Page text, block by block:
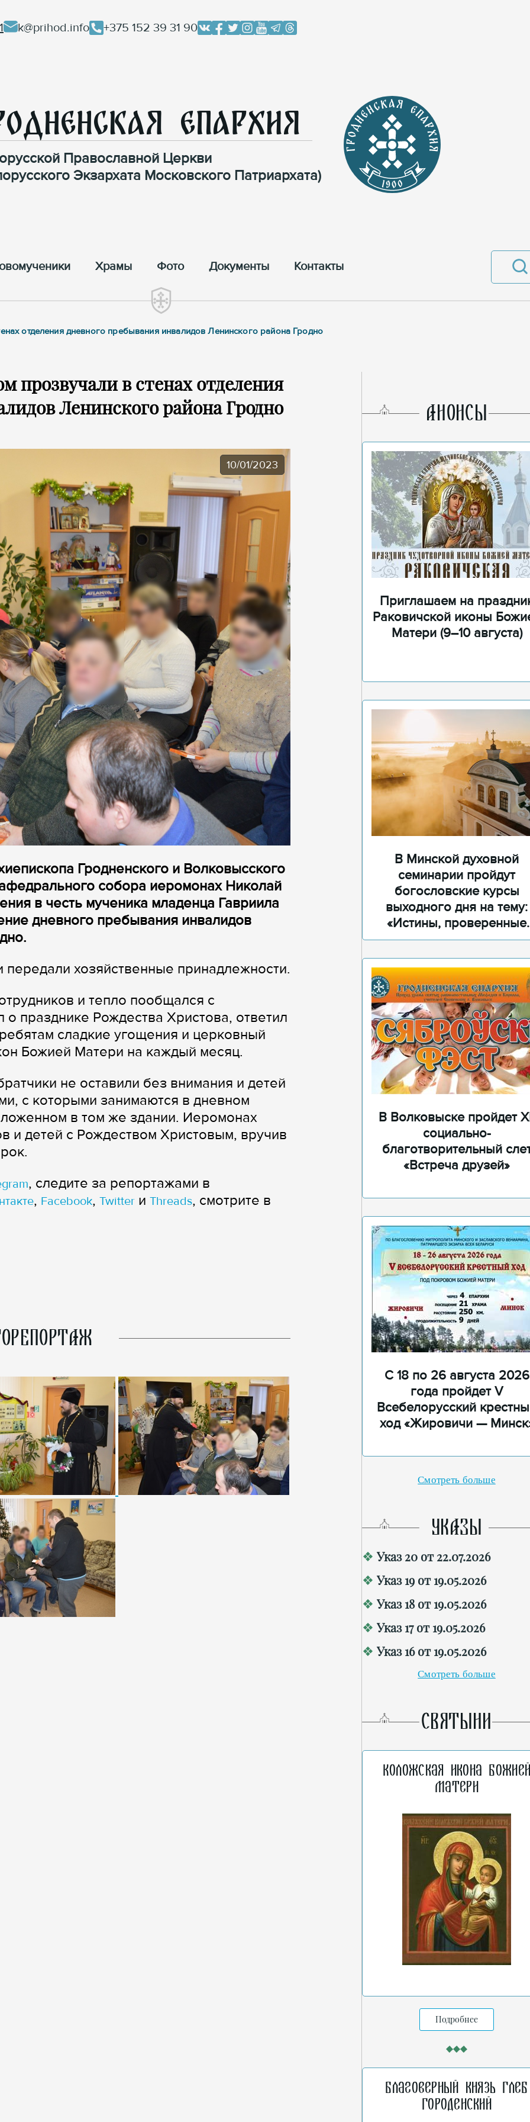
k@prihod.info +375 152 39 31 90
Епархия
Православной Церкви
Экзархата Московского Патриархата)
Храмы Фото Документы Контакты
отделения дневного пребывания инвалидов Ленинского района Гродно
прозвучали в стенах отделения
Ленинского района Гродно
10/01/2023
Гродненского и Волковысского
собора иеромонах Николай
в честь мученика младенца Гавриила
дневного пребывания инвалидов
хозяйственные принадлежности.
и тепло пообщался с
празднике Рождества Христова, ответил
сладкие угощения и церковный
Божией Матери на каждый месяц.
не оставили без внимания и детей
с которыми занимаются в дневном
в том же здании. Иеромонах
и детей с Рождеством Христовым, вручив
, следите за репортажами в
, Facebook, Twitter и Threads, смотрите в
AНОНСЫ
Приглашаем на
Раковичской иконы
Матери (9–10 августа)
В Минской духовной
семинарии пройдут
богословские курсы
выходного дня на тему:
«Истины, проверенные
временем»
В Волковыске пройдет
социально-
благотворительный
«Встреча друзей»
С 18 по 26 августа 2026
года пройдет V
Всебелорусский
ход «Жировичи —
Смотреть больше
УКАЗЫ
Указ 20 от 22.07.2026
Указ 19 от 19.05.2026
Указ 18 от 19.05.2026
Указ 17 от 19.05.2026
Указ 16 от 19.05.2026
Смотреть больше
СВЯТЫНИ
Коложская икона
Матери
Подробнее
Благоверный князь Глеб
Городенский